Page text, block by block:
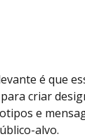
é que
criar
e
alvo.